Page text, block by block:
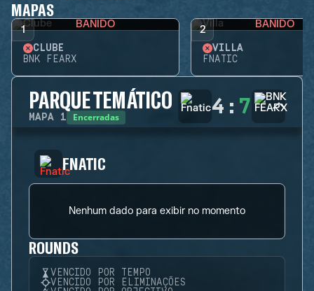
MAPAS
1 BANIDO
CLUBE
BNK FEARX
2 BANIDO
VILLA
FNATIC
PARQUE TEMÁTICO
MAPA 1 Encerradas 4 : 7
FNATIC
Nenhum dado para exibir no momento
ROUNDS
VENCIDO POR TEMPO
VENCIDO POR ELIMINAÇÕES